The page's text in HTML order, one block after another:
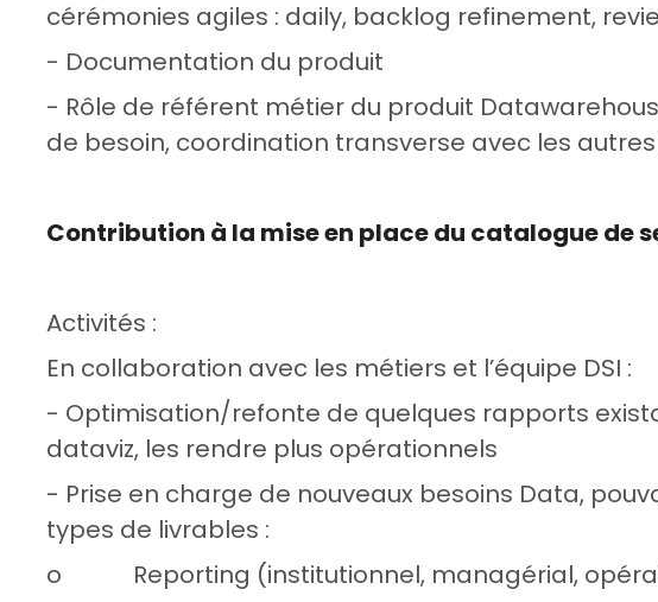
cérémonies agiles : daily, backlog refinement,
- Documentation du produit
- Rôle de référent métier du produit
de besoin, coordination transverse avec les autres
Contribution à la mise en place du catalogue de
Activités :
En collaboration avec les métiers et l’équipe DSI :
- Optimisation/refonte de quelques rapports
dataviz, les rendre plus opérationnels
- Prise en charge de nouveaux besoins Data,
types de livrables :
o Reporting (institutionnel, managérial,